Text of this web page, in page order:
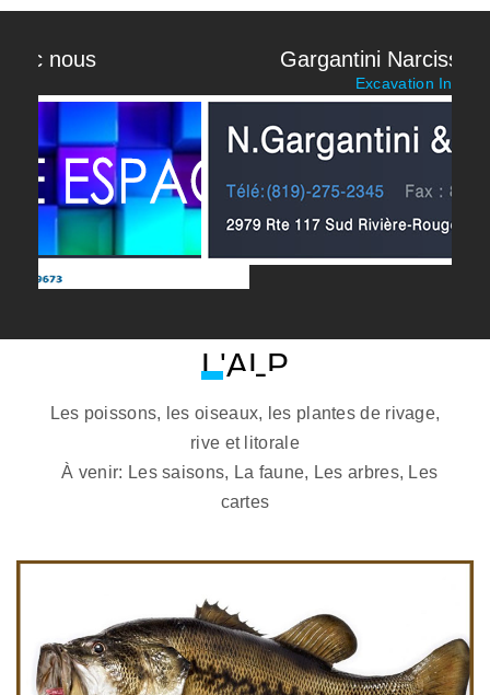
Gargantini Narcisse et Fils
L'ALP
Les poissons, les oiseaux, les plantes de rivage,
rive et litorale
À venir: Les saisons, La faune, Les arbres, Les
cartes